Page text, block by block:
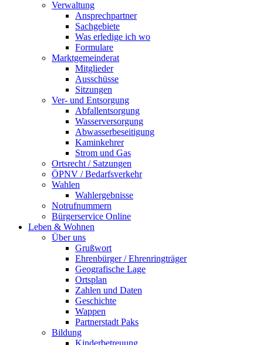
Verwaltung
Ansprechpartner
Sachgebiete
Was erledige ich wo
Formulare
Marktgemeinderat
Mitglieder
Ausschüsse
Sitzungen
Ver- und Entsorgung
Abfallentsorgung
Wasserversorgung
Abwasserbeseitigung
Kaminkehrer
Strom und Gas
Ortsrecht / Satzungen
ÖPNV / Bedarfsverkehr
Wahlen
Wahlergebnisse
Notrufnummern
Bürgerservice Online
Leben & Wohnen
Über uns
Grußwort
Ehrenbürger / Ehrenringträger
Geografische Lage
Ortsplan
Zahlen und Daten
Geschichte
Wappen
Partnerstadt Paks
Bildung
Kinderbetreuung